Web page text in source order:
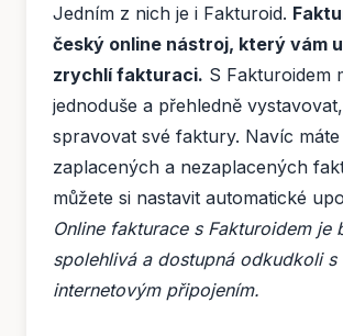
Jedním z nich je i Fakturoid.
český online nástroj, který vám
zrychlí fakturaci. S Fakturoidem
jednoduše a přehledně
spravovat své faktury. Navíc
zaplacených a nezaplacených
můžete si nastavit automatické
Online fakturace s Fakturoidem je
spolehlivá a dostupná odkudkoli s
internetovým připojením.